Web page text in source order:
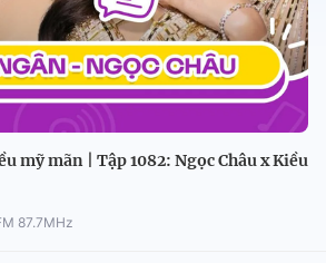
mỹ mãn | Tập 1082: Ngọc Châu x Kiều
87.7MHz